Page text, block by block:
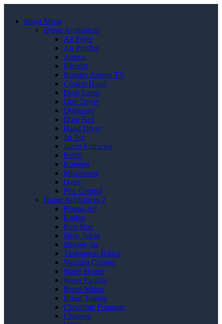
Mega Menu
Home Appliances
Air Fryer
Air Purifier
Antena
Blender
Booster Antena TV
Cooker Hood
Desk Lamp
Dish Dryer
Dispenser
Door Bell
Hand Dryer
Jar Pot
Juicer Extractor
Kettle
Kompor
Microwave
Oven
Pest Control
Home Appliances 2
Pompa Air
Kulkas
Rice Box
Slow Juicer
Storage Jar
Timbangan Badan
Vacuum Cleaner
Water Heater
Water Purifier
Bread Maker
Bread Toaster
Chocolate Fountain
Chopper